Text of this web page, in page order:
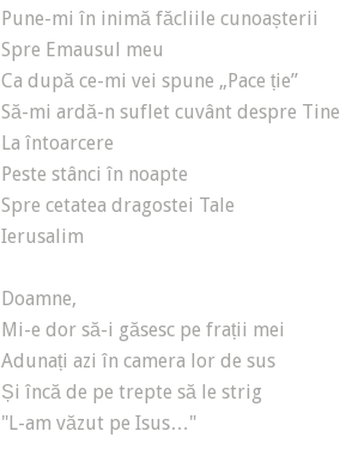
Pune-mi în inimă făcliile cunoașterii
Spre Emausul meu
Ca după ce-mi vei spune „Pace ție”
Să-mi ardă-n suflet cuvânt despre Tine
La întoarcere
Peste stânci în noapte
Spre cetatea dragostei Tale
Ierusalim
Doamne,
Mi-e dor să-i găsesc pe frații mei
Adunați azi în camera lor de sus
Și încă de pe trepte să le strig
"L-am văzut pe Isus…"